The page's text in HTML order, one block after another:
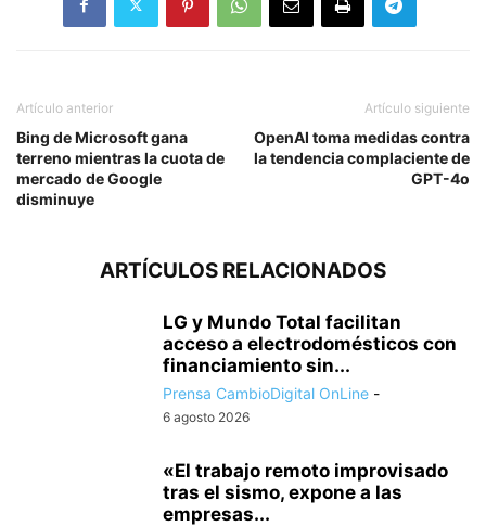
Artículo anterior
Bing de Microsoft gana
terreno mientras la cuota de
mercado de Google
disminuye
Artículo siguiente
OpenAI toma medidas contra
la tendencia complaciente de
GPT-4o
ARTÍCULOS RELACIONADOS
LG y Mundo Total facilitan
acceso a electrodomésticos con
financiamiento sin...
Prensa CambioDigital OnLine -
6 agosto 2026
«El trabajo remoto improvisado
tras el sismo, expone a las
empresas...